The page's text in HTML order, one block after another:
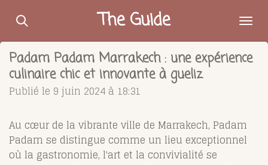
Passer
contenu
principal
The Guide
Padam Padam Marrakech : une expérience
culinaire chic et innovante à gueliz
Publié le 9 juin 2024 à 18:31
Au cœur de la vibrante ville de Marrakech, Padam
Padam se distingue comme un lieu exceptionnel
où la gastronomie, l'art et la convivialité se